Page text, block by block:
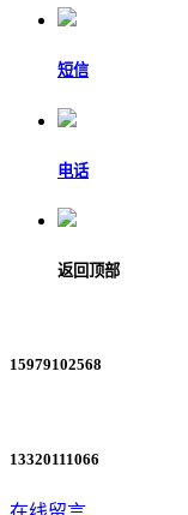
短信
电话
返回顶部
15979102568
13320111066